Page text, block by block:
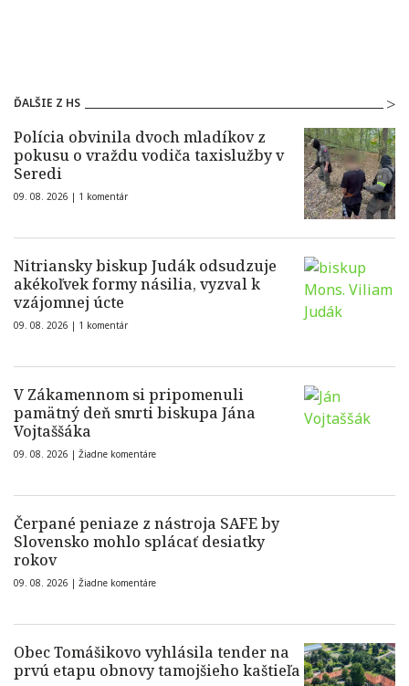
ĎALŠIE Z HS
Polícia obvinila dvoch mladíkov z
pokusu o vraždu vodiča taxislužby v
Seredi
09. 08. 2026 | 1 komentár
Nitriansky biskup Judák odsudzuje
akékoľvek formy násilia, vyzval k
vzájomnej úcte
09. 08. 2026 | 1 komentár
V Zákamennom si pripomenuli
pamätný deň smrti biskupa Jána
Vojtaššáka
09. 08. 2026 | Žiadne komentáre
Čerpané peniaze z nástroja SAFE by
Slovensko mohlo splácať desiatky
rokov
09. 08. 2026 | Žiadne komentáre
Obec Tomášikovo vyhlásila tender na
prvú etapu obnovy tamojšieho kaštieľa